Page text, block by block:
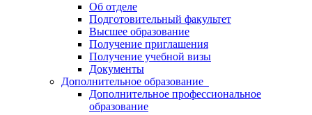
Об отделе
Подготовительный факультет
Высшее образование
Получение приглашения
Получение учебной визы
Документы
Дополнительное образование
Дополнительное профессиональное
образование